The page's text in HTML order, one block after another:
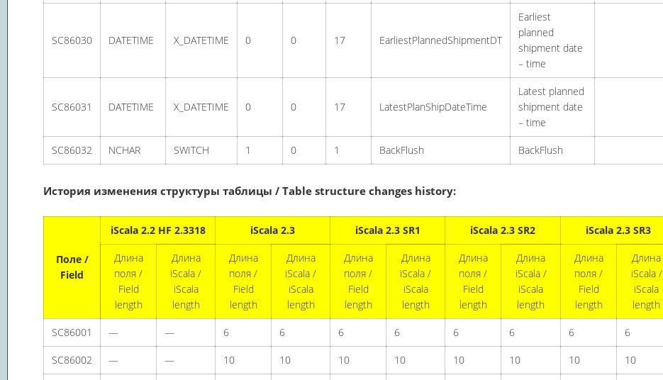
SC86030 DATETIME X_DATETIME 0 0 17 EarliestPlannedShipmentDT
Earliest
planned
shipment date
– time
SC86031 DATETIME X_DATETIME 0 0 17 LatestPlanShipDateTime
Latest planned
shipment date
– time
SC86032 NCHAR SWITCH 1 0 1 BackFlush BackFlush
История изменения структуры таблицы / Table structure changes history:
Поле /
Field
iScala 2.2 HF 2.3318 iScala 2.3 iScala 2.3 SR1 iScala 2.3 SR2 iScala 2.3 SR3
Длина
поля /
Field
length
Длина
iScala /
iScala
length
Длина
поля /
Field
length
Длина
iScala /
iScala
length
Длина
поля /
Field
length
Длина
iScala /
iScala
length
Длина
поля /
Field
length
Длина
iScala /
iScala
length
Длина
поля /
Field
length
Длина
iScala /
iScala
length
SC86001 — — 6 6 6 6 6 6 6 6
SC86002 — — 10 10 10 10 10 10 10 10